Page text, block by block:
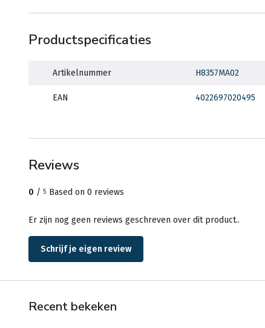
Productspecificaties
Artikelnummer H8357MA02
EAN 4022697020495
Reviews
0 / 5 Based on 0 reviews
Er zijn nog geen reviews geschreven over dit product..
Schrijf je eigen review
Recent bekeken